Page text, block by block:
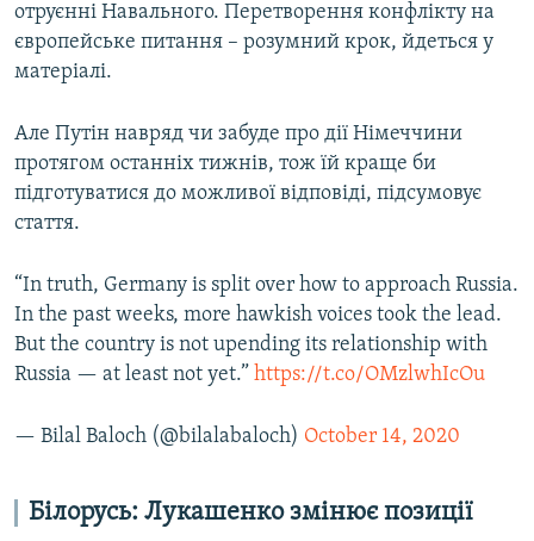
отруєнні Навального. Перетворення конфлікту на
європейське питання – розумний крок, йдеться у
матеріалі.
Але Путін навряд чи забуде про дії Німеччини
протягом останніх тижнів, тож їй краще би
підготуватися до можливої відповіді, підсумовує
стаття.
“In truth, Germany is split over how to approach Russia.
In the past weeks, more hawkish voices took the lead.
But the country is not upending its relationship with
Russia — at least not yet.” https://t.co/OMzlwhIcOu
— Bilal Baloch (@bilalabaloch) October 14, 2020
Білорусь: Лукашенко змінює позиції